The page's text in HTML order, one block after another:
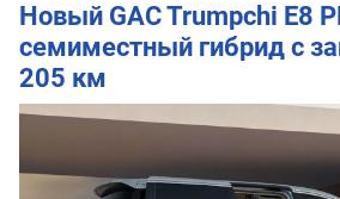
Новый GAC Trumpchi E8
семиместный гибрид с
205 км